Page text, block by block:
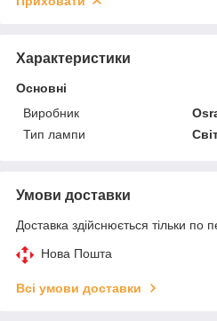
Характеристики
Основні
Виробник
Тип лампи
Умови доставки
Доставка здійснюється тільки по
Нова Пошта
Всі умови доставки